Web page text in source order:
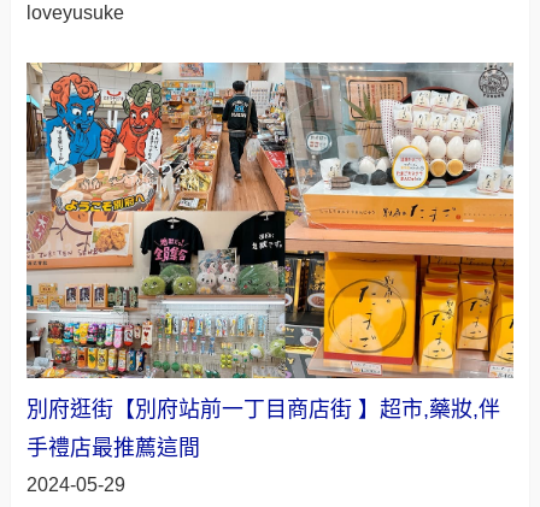
loveyusuke
別府逛街【別府站前一丁目商店街 】超市,藥妝,伴
手禮店最推薦這間
2024-05-29